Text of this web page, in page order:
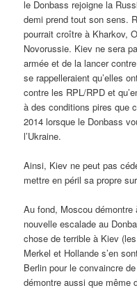
le Donbass rejoigne la
demi prend tout son sens.
pourrait croître à Kharkov,
Novorussie. Kiev ne sera
armée et de la lancer
se rappelleraient qu’elles
contre les RPL/RPD et
à des conditions pires que
2014 lorsque le Donbass
l’Ukraine.
Ainsi, Kiev ne peut pas
mettre en péril sa propre
Au fond, Moscou démontre
nouvelle escalade au
chose de terrible à Kiev
Merkel et Hollande s’en
Berlin pour le convaincre
démontre aussi que même